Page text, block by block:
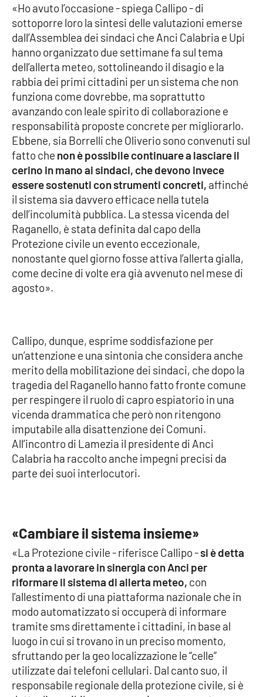
Sanità
Società
Sport
RUBRICHE
Good Morning Vietnam
Parchi Marini Calabria
Leggendo Alvaro insieme
Imprese Di Calabria
Le perfidie di Antonella Grippo
STREAMING
LaC TV
LaC Network
LaC OnAir
EDIZIONI
LOCALI
Crotone
Vibo Valentia
Reggio Calabria
Cosenza
Lamezia Terme
«Ho avuto l’occasione - spiega Callipo - di
sottoporre loro la sintesi delle valutazioni emerse
dall’Assemblea dei sindaci che Anci Calabria e Upi
hanno organizzato due settimane fa sul tema
dell’allerta meteo, sottolineando il disagio e la
rabbia dei primi cittadini per un sistema che non
funziona come dovrebbe, ma soprattutto
avanzando con leale spirito di collaborazione e
responsabilità proposte concrete per migliorarlo.
Ebbene, sia Borrelli che Oliverio sono convenuti sul
fatto che non è possibile continuare a lasciare il
cerino in mano ai sindaci, che devono invece
essere sostenuti con strumenti concreti, affinché
il sistema sia davvero efficace nella tutela
dell’incolumità pubblica. La stessa vicenda del
Raganello, è stata definita dal capo della
Protezione civile un evento eccezionale,
nonostante quel giorno fosse attiva l’allerta gialla,
come decine di volte era già avvenuto nel mese di
agosto».
Callipo, dunque, esprime soddisfazione per
un’attenzione e una sintonia che considera anche
merito della mobilitazione dei sindaci, che dopo la
tragedia del Raganello hanno fatto fronte comune
per respingere il ruolo di capro espiatorio in una
vicenda drammatica che però non ritengono
imputabile alla disattenzione dei Comuni.
All’incontro di Lamezia il presidente di Anci
Calabria ha raccolto anche impegni precisi da
parte dei suoi interlocutori.
«Cambiare il sistema insieme»
«La Protezione civile - riferisce Callipo -si è detta
pronta a lavorare in sinergia con Anci per
riformare il sistema di allerta meteo, con
l’allestimento di una piattaforma nazionale che in
modo automatizzato si occuperà di informare
tramite sms direttamente i cittadini, in base al
luogo in cui si trovano in un preciso momento,
sfruttando per la geo localizzazione le “celle”
utilizzate dai telefoni cellulari. Dal canto suo, il
responsabile regionale della protezione civile, si è